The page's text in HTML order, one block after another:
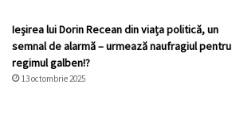
Ieșirea lui Dorin Recean din viața politică, un
semnal de alarmă – urmează naufragiul pentru
regimul galben!?
13 octombrie 2025